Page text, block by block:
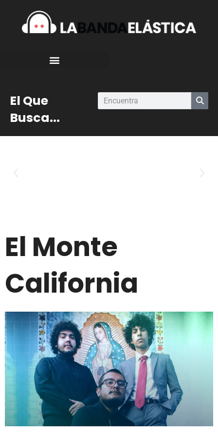
El Que
Busca...
El Monte
California